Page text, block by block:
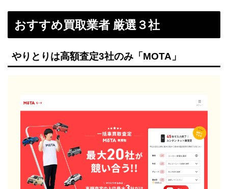
おすすめ買取業者 厳選３社
やりとりは高額査定3社のみ「MOTA」